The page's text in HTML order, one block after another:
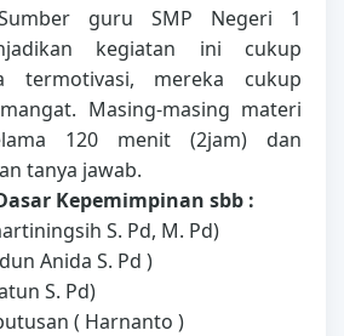
guru SMP Negeri 1
kegiatan ini cukup
termotivasi, mereka cukup
Masing-masing materi
120 menit (2jam) dan
tanya jawab.
Kepemimpinan sbb :
S. Pd, M. Pd)
Anida S. Pd )
S. Pd)
( Harnanto )